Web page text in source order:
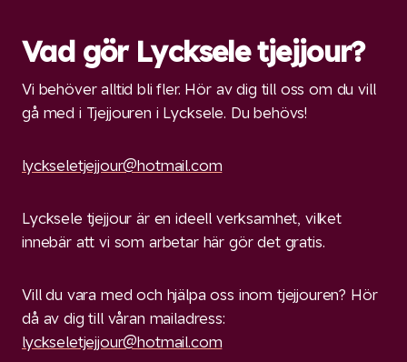
Vad gör Lycksele tjejjour?
Vi behöver alltid bli fler. Hör av dig till oss om du vill
gå med i Tjejjouren i Lycksele. Du behövs!
lyckseletjejjour@hotmail.com
Lycksele tjejjour är en ideell verksamhet, vilket
innebär att vi som arbetar här gör det gratis.
Vill du vara med och hjälpa oss inom tjejjouren? Hör
då av dig till våran mailadress:
lyckseletjejjour@hotmail.com